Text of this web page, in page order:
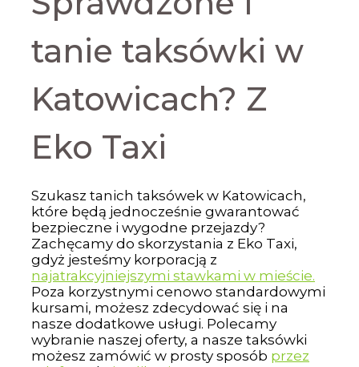
tanie taksówki w
Katowicach? Z
Eko Taxi
Szukasz tanich taksówek w Katowicach,
które będą jednocześnie gwarantować
bezpieczne i wygodne przejazdy?
Zachęcamy do skorzystania z Eko Taxi,
gdyż jesteśmy korporacją z
najatrakcyjniejszymi stawkami w mieście.
Poza korzystnymi cenowo standardowymi
kursami, możesz zdecydować się i na
nasze dodatkowe usługi. Polecamy
wybranie naszej oferty, a nasze taksówki
możesz zamówić w prosty sposób przez